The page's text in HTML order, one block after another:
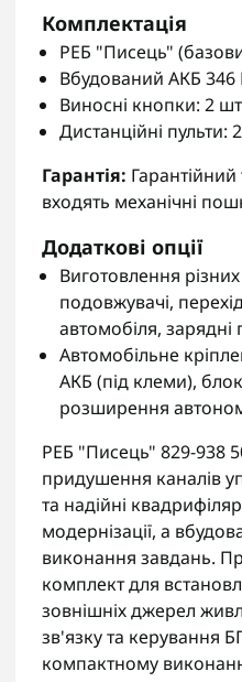
Комплектація
РЕБ "Писець"
Вбудований АКБ 346
Виносні кнопки: 2
Дистанційні пульти:
Гарантія:
входять механічні
Додаткові опції
Виготовлення
подовжувачі,
автомобіля,
Автомобільне
АКБ (під клеми),
розширення
РЕБ "Писець" 829-938
придушення каналів
та надійні
модернізації, а
виконання завдань.
комплект для
зовнішніх джерел
зв'язку та керування
компактному